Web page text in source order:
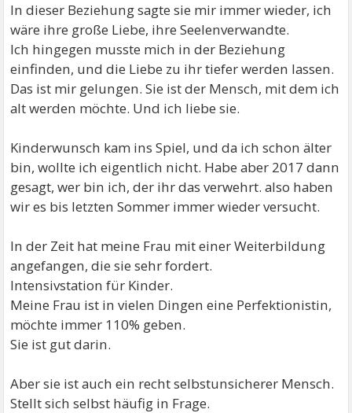
In dieser Beziehung sagte sie mir immer wieder, ich
wäre ihre große Liebe, ihre Seelenverwandte.
Ich hingegen musste mich in der Beziehung
einfinden, und die Liebe zu ihr tiefer werden lassen.
Das ist mir gelungen. Sie ist der Mensch, mit dem ich
alt werden möchte. Und ich liebe sie.
Kinderwunsch kam ins Spiel, und da ich schon älter
bin, wollte ich eigentlich nicht. Habe aber 2017 dann
gesagt, wer bin ich, der ihr das verwehrt. also haben
wir es bis letzten Sommer immer wieder versucht.
In der Zeit hat meine Frau mit einer Weiterbildung
angefangen, die sie sehr fordert.
Intensivstation für Kinder.
Meine Frau ist in vielen Dingen eine Perfektionistin,
möchte immer 110% geben.
Sie ist gut darin.
Aber sie ist auch ein recht selbstunsicherer Mensch.
Stellt sich selbst häufig in Frage.